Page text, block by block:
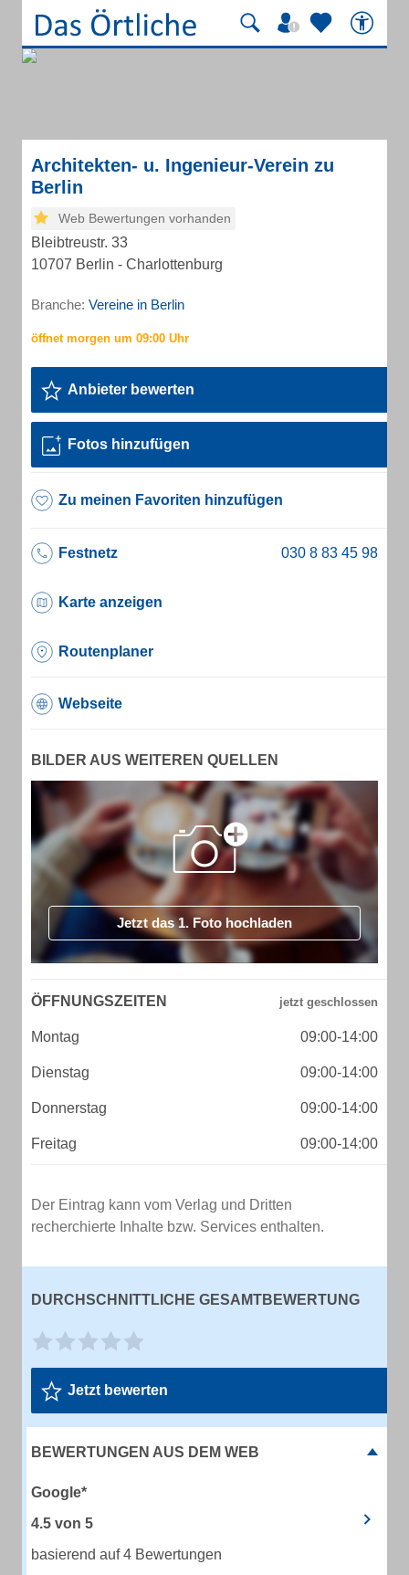
Architekten- u. Ingenieur-Verein zu
Berlin
Web Bewertungen vorhanden
Bleibtreustr. 33
10707 Berlin - Charlottenburg
Branche: Vereine in Berlin
Anbieter bewerten
Fotos hinzufügen
Zu meinen Favoriten hinzufügen
Festnetz
Karte anzeigen
Routenplaner
Webseite
BILDER AUS WEITEREN QUELLEN
Jetzt das 1. Foto hochladen
ÖFFNUNGSZEITEN
Montag 09:00-14:00
Dienstag 09:00-14:00
Donnerstag 09:00-14:00
Freitag 09:00-14:00
Der Eintrag kann vom Verlag und Dritten
recherchierte Inhalte bzw. Services enthalten.
DURCHSCHNITTLICHE GESAMTBEWERTUNG
Jetzt bewerten
BEWERTUNGEN AUS DEM WEB
Google*
4.5 von 5
basierend auf 4 Bewertungen